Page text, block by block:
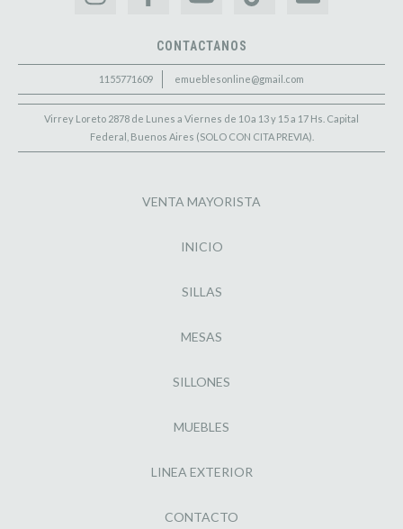
CONTACTANOS
1155771609 emueblesonline@gmail.com
Virrey Loreto 2878 de Lunes a Viernes de 10 a 13 y 15 a 17 Hs. Capital
Federal, Buenos Aires (SOLO CON CITA PREVIA).
VENTA MAYORISTA
INICIO
SILLAS
MESAS
SILLONES
MUEBLES
LINEA EXTERIOR
CONTACTO